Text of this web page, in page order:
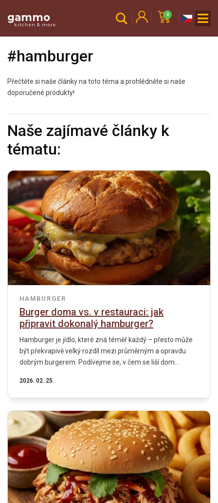
gammo
kitchen & more
0
#hamburger
Přečtěte si naše články na toto téma a prohlédněte si naše
doporučené produkty!
Naše zajímavé články k
tématu:
HAMBURGER
Burger doma vs. v restauraci: jak
připravit dokonalý hamburger?
Hamburger je jídlo, které zná téměř každý – přesto může
být překvapivě velký rozdíl mezi průměrným a opravdu
dobrým burgerem. Podívejme se, v čem se liší dom...
2026. 02. 25.